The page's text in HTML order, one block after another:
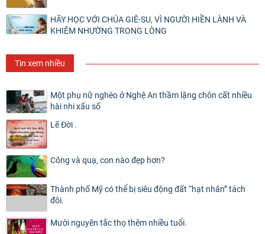
HÃY HỌC VỚI CHÚA GIÊ-SU, VÌ NGƯỜI HIỀN LÀNH VÀ
KHIÊM NHƯỜNG TRONG LÒNG
Tin xem nhiều
Một phụ nữ nghèo ở Nghệ An thầm lặng chôn cất nhiều
hài nhi xấu số
Lẽ Đời .
Công và quạ, con nào đẹp hơn?
Thành phố Mỹ có thể bị siêu động đất “hạt nhân” tách
đôi.
Mười nguyên tắc thọ thêm nhiều tuổi.